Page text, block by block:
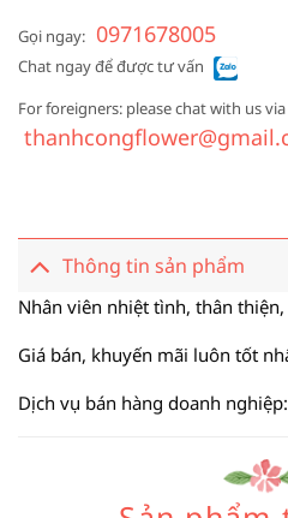
Gọi ngay: 0971678005
Chat ngay để được tư vấn
For foreigners: please chat with us
Thông tin sản phẩm
Nhân viên nhiệt tình, thân
Giá bán, khuyến mãi luôn tốt
Dịch vụ bán hàng doanh